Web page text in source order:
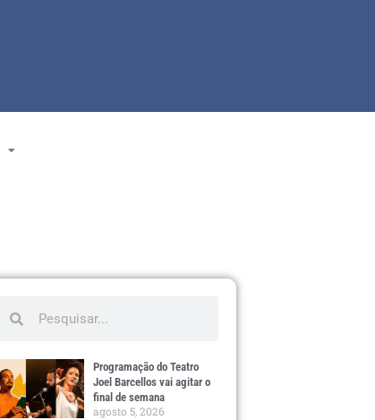
Programação do Teatro
Joel Barcellos vai agitar o
final de semana
agosto 5, 2026